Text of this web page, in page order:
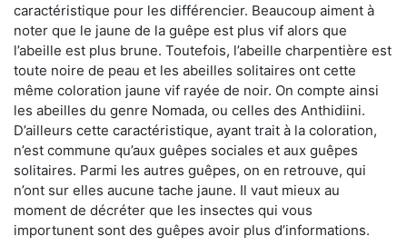
caractéristique pour les différencier. Beaucoup aiment à
noter que le jaune de la guêpe est plus vif alors que
l’abeille est plus brune. Toutefois, l’abeille charpentière est
toute noire de peau et les abeilles solitaires ont cette
même coloration jaune vif rayée de noir. On compte ainsi
les abeilles du genre Nomada, ou celles des Anthidiini.
D’ailleurs cette caractéristique, ayant trait à la coloration,
n’est commune qu’aux guêpes sociales et aux guêpes
solitaires. Parmi les autres guêpes, on en retrouve, qui
n’ont sur elles aucune tache jaune. Il vaut mieux au
moment de décréter que les insectes qui vous
importunent sont des guêpes avoir plus d’informations.